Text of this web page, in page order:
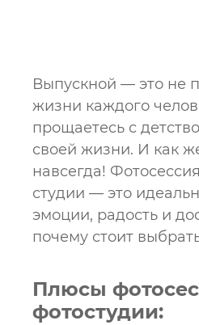
Выпускной — это не
жизни каждого
прощаетесь с
своей жизни. И как
навсегда!
студии — это
эмоции, радость и
почему стоит
Плюсы
фотостудии: